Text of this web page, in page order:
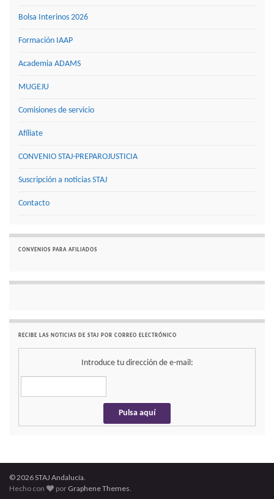
Bolsa Interinos 2026
Formación IAAP
Academia ADAMS
MUGEJU
Comisiones de servicio
Afíliate
CONVENIO STAJ-PREPAROJUSTICIA
Suscripción a noticias STAJ
Contacto
CONVENIOS PARA AFILIADOS
RECIBE LAS NOTICIAS DE STAJ POR CORREO ELECTRÓNICO
Introduce tu dirección de e-mail:
© 2026 STAJ Andalucía.
Hecho con
por Graphene Themes.